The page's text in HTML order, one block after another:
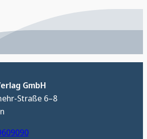
GmbH
Straße 6–8